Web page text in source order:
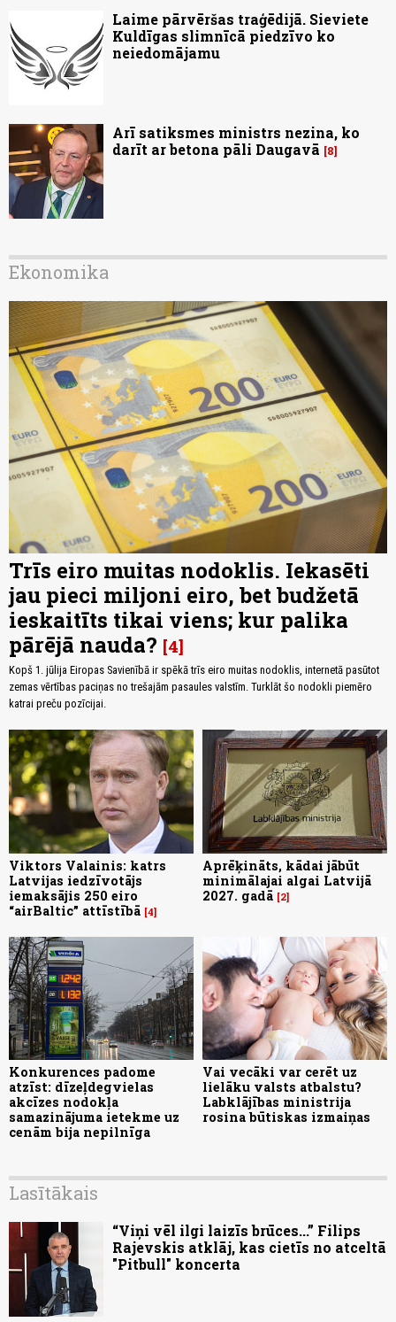
Laime pārvēršas traģēdijā. Sieviete
Kuldīgas slimnīcā piedzīvo ko
neiedomājamu
Arī satiksmes ministrs nezina, ko
darīt ar betona pāli Daugavā
8
Ekonomika
Trīs eiro muitas nodoklis. Iekasēti
jau pieci miljoni eiro, bet budžetā
ieskaitīts tikai viens; kur palika
pārējā nauda? 4
Kopš 1. jūlija Eiropas Savienībā ir spēkā trīs eiro muitas nodoklis, internetā pasūtot
zemas vērtības paciņas no trešajām pasaules valstīm. Turklāt šo nodokli piemēro
katrai preču pozīcijai.
Viktors Valainis: katrs
Latvijas iedzīvotājs
iemaksājis 250 eiro
“airBaltic” attīstībā 4
Aprēķināts, kādai jābūt
minimālajai algai Latvijā
2027. gadā 2
Konkurences padome
atzīst: dīzeļdegvielas
akcīzes nodokļa
samazinājuma ietekme uz
cenām bija nepilnīga
Vai vecāki var cerēt uz
lielāku valsts atbalstu?
Labklājības ministrija
rosina būtiskas izmaiņas
Lasītākais
“Viņi vēl ilgi laizīs brūces...” Filips
Rajevskis atklāj, kas cietīs no atceltā
"Pitbull" koncerta